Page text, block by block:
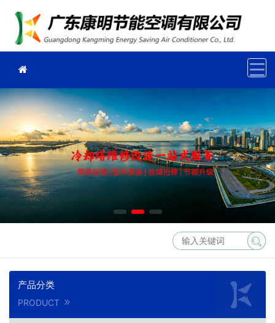
产品分类
PRODUCT